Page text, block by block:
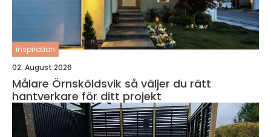
inspiration
02. August 2026
Målare Örnsköldsvik så väljer du rätt
hantverkare för ditt projekt